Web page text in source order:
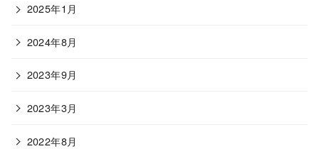
2025年1月
2024年8月
2023年9月
2023年3月
2022年8月